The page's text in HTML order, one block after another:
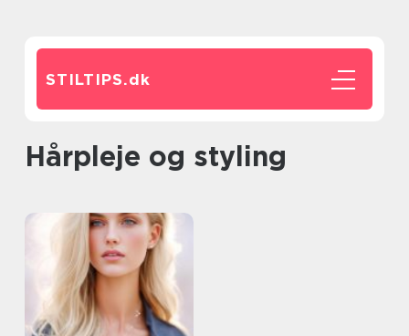
STILTIPS.dk
Hårpleje og styling